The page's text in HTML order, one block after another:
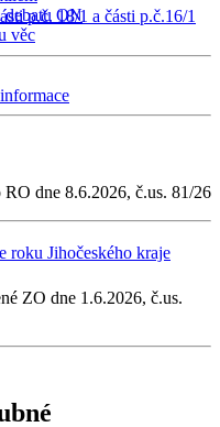
debatu ON
věc
roku Jihočeského kraje
p.č. 18/1 a části p.č.16/1
dne 8.6.2026, č.us. 81/26
ZO dne 1.6.2026, č.us.